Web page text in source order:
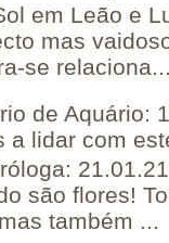
em Leão e
mas
se
de Aquário:
a lidar com
são flores!
também ...